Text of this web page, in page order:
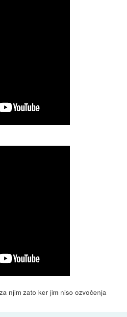
njim zato ker jim niso ozvočenja